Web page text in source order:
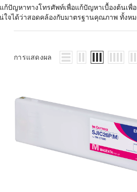
แนะนำ Checklist ก่อน
เลือกระบบ WMS: ธุรกิจ
ก่อนเริ่มติดตั้ง
ระบบบาร์โค้ดในธุรกิจขน
ขายธุรกิจค้าปลีก
ปัญหาทางโทรศัพท์เพื่อแก้ปัญหาเบื้องต้นเ
จได้ว่าสอดคล้องกับมาตรฐานคุณภาพ ทั้งห
การแสดงผล